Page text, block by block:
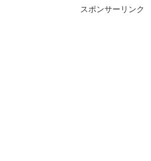
スポンサーリンク